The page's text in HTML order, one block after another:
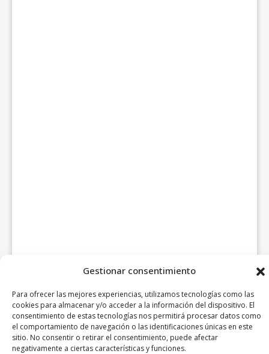
Gestionar consentimiento
Para ofrecer las mejores experiencias, utilizamos tecnologías como las
cookies para almacenar y/o acceder a la información del dispositivo. El
consentimiento de estas tecnologías nos permitirá procesar datos como
el comportamiento de navegación o las identificaciones únicas en este
sitio. No consentir o retirar el consentimiento, puede afectar
negativamente a ciertas características y funciones.